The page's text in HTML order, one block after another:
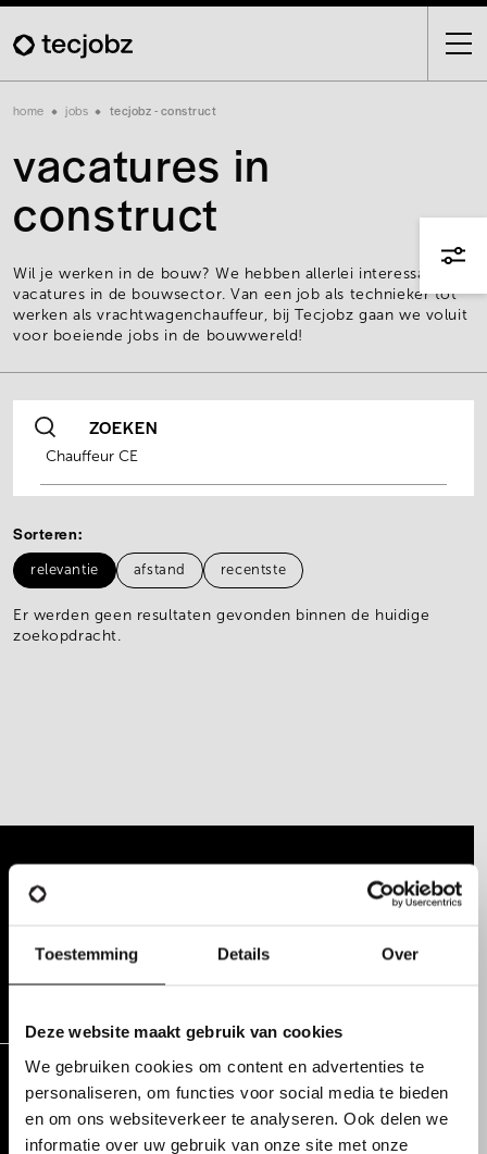
Toestemming Details Over
Deze website maakt gebruik van cookies
We gebruiken cookies om content en advertenties te
personaliseren, om functies voor social media te bieden
en om ons websiteverkeer te analyseren. Ook delen we
informatie over uw gebruik van onze site met onze
Skip
main
Breadcrumb
home jobs tecjobz - construct
vacatures in
construct
Wil je werken in de bouw? We hebben allerlei interessante
vacatures in de bouwsector. Van een job als technieker tot
werken als vrachtwagenchauffeur, bij Tecjobz gaan we voluit
voor boeiende jobs in de bouwwereld!
ZOEKEN
Sorteren
relevantie afstand recentste
Er werden geen resultaten gevonden binnen de huidige
zoekopdracht.
Niet gevonden wat je zocht? Ontdek onze
jobalert in om op de hoogte te blijven van
Jobalert